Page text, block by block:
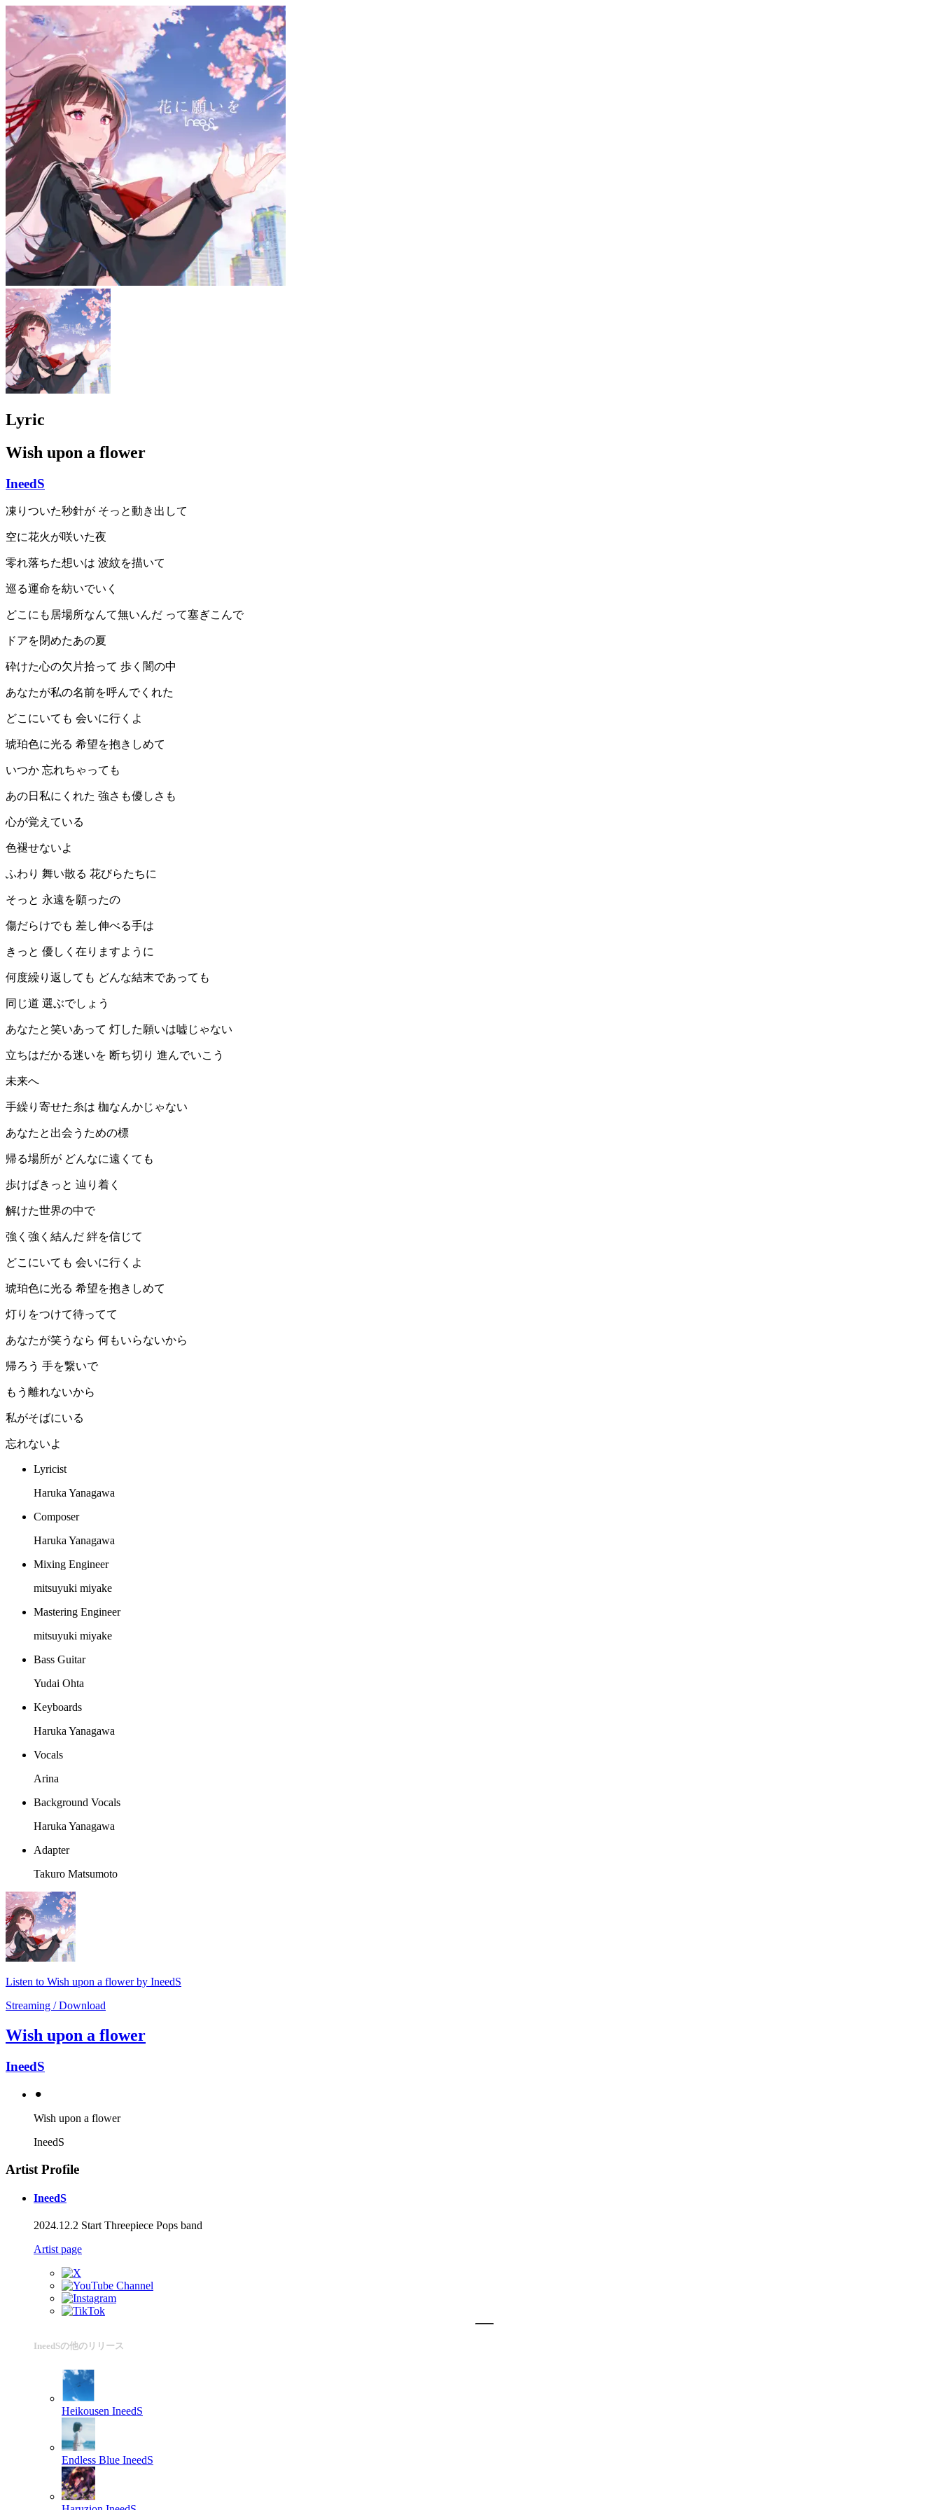
Lyric
Wish upon a flower
IneedS
凍りついた秒針が そっと動き出して
空に花火が咲いた夜
零れ落ちた想いは 波紋を描いて
巡る運命を紡いでいく
どこにも居場所なんて無いんだ って塞ぎこんで
ドアを閉めたあの夏
砕けた心の欠片拾って 歩く闇の中
あなたが私の名前を呼んでくれた
どこにいても 会いに行くよ
琥珀色に光る 希望を抱きしめて
いつか 忘れちゃっても
あの日私にくれた 強さも優しさも
心が覚えている
色褪せないよ
ふわり 舞い散る 花びらたちに
そっと 永遠を願ったの
傷だらけでも 差し伸べる手は
きっと 優しく在りますように
何度繰り返しても どんな結末であっても
同じ道 選ぶでしょう
あなたと笑いあって 灯した願いは嘘じゃない
立ちはだかる迷いを 断ち切り 進んでいこう
未来へ
手繰り寄せた糸は 枷なんかじゃない
あなたと出会うための標
帰る場所が どんなに遠くても
歩けばきっと 辿り着く
解けた世界の中で
強く強く結んだ 絆を信じて
どこにいても 会いに行くよ
琥珀色に光る 希望を抱きしめて
灯りをつけて待ってて
あなたが笑うなら 何もいらないから
帰ろう 手を繋いで
もう離れないから
私がそばにいる
忘れないよ
Lyricist
Haruka Yanagawa
Composer
Haruka Yanagawa
Mixing Engineer
mitsuyuki miyake
Mastering Engineer
mitsuyuki miyake
Bass Guitar
Yudai Ohta
Keyboards
Haruka Yanagawa
Vocals
Arina
Background Vocals
Haruka Yanagawa
Adapter
Takuro Matsumoto
Listen to Wish upon a flower by IneedS
Streaming / Download
Wish upon a flower
IneedS
⚫︎
Wish upon a flower
IneedS
Artist Profile
IneedS
2024.12.2 Start Threepiece Pops band
Artist page
IneedSの他のリリース
Heikousen IneedS
Endless Blue IneedS